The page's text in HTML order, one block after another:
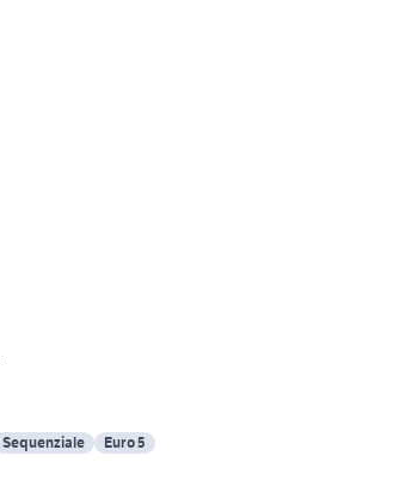
Sequenziale Euro 5